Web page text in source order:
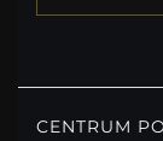
CENTRUM